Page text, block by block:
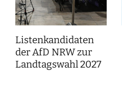
Listenkandidaten
der AfD NRW zur
Landtagswahl 2027